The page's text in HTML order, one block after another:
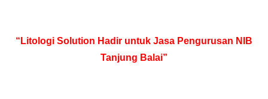
“Litologi Solution Hadir untuk Jasa Pengurusan NIB
Tanjung Balai”